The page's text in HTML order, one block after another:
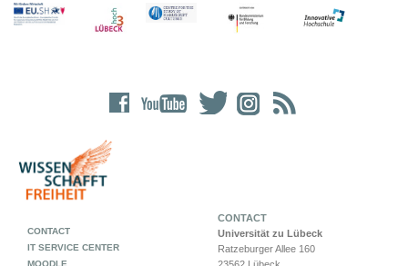
CONTACT
Universität zu Lübeck
Ratzeburger Allee 160
CONTACT
IT SERVICE CENTER
MOODLE